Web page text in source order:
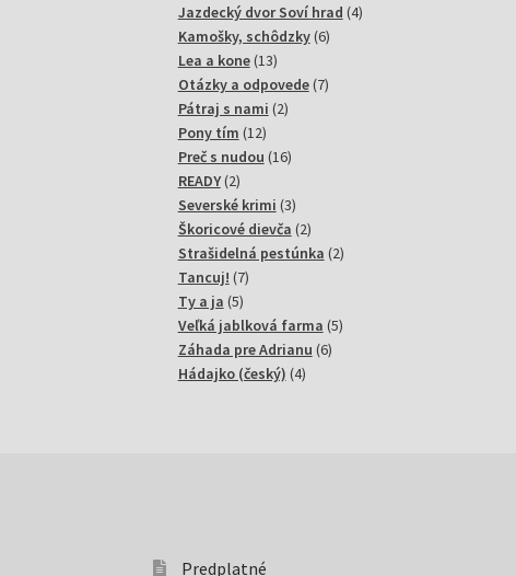
produktov
Jazdecký dvor Soví hrad 44
Kamošky, schôdzky 66
Lea a kone 1313
produktov
Otázky a odpovede 77
Pátraj s nami 22
Pony tím 1212
produktov
Preč s nudou 1616
READY 22
produkty
Severské krimi 33
produkty
Škoricové dievča 22
produkty
Strašidelná pestúnka 22
Tancuj! 77
Ty a ja 55
produktov
Veľká jablková farma 55
Záhada pre Adrianu 66
Hádajko (český) 44
Predplatné